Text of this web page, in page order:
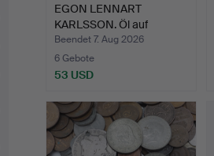
EGON LENNART
KARLSSON. Öl auf
Leinwand, Kü…
Beendet 7. Aug 2026
6 Gebote
53 USD